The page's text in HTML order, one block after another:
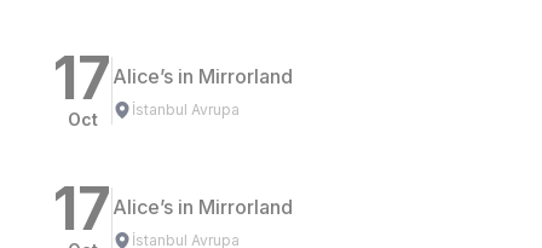
17
Oct
Alice’s in Mirrorland
İstanbul Avrupa
17 Alice’s in Mirrorland
İstanbul Avrupa